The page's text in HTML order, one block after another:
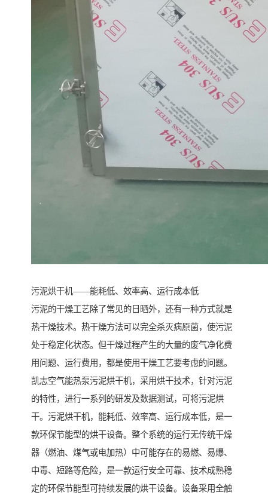
污泥烘干机——能耗低、效率高、运行成本低
污泥的干燥工艺除了常见的日晒外，还有一种方式就是
热干燥技术。热干燥方法可以完全杀灭病原菌，使污泥
处于稳定化状态。但干燥过程产生的大量的废气净化费
用问题、运行费用，都是使用干燥工艺要考虑的问题。
凯志空气能热泵污泥烘干机，采用烘干技术，针对污泥
的特性，进行一系列的研发及数据测试，可将污泥烘
干。污泥烘干机，能耗低、效率高、运行成本低，是一
款环保节能型的烘干设备。整个系统的运行无传统干燥
器（燃油、煤气或电加热）中可能存在的易燃、易爆、
中毒、短路等危险，是一款运行安全可靠、技术成熟稳
定的环保节能型可持续发展的烘干设备。设备采用全触